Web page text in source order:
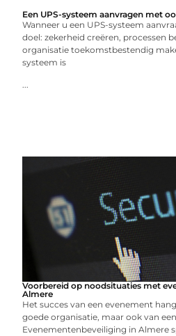
Een UPS-systeem aanvragen met
Wanneer u een UPS-systeem
doel: zekerheid creëren, processen
organisatie toekomstbestendig
systeem is
...
Voorbereid op noodsituaties met
Almere
Het succes van een evenement
goede organisatie, maar ook van
Evenementenbeveiliging in Almere